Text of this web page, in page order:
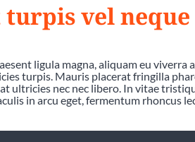
vel
ligula magna, aliquam eu viverra
turpis. Mauris placerat fringilla
ultricies nec nec libero. In vitae
in arcu eget, fermentum rhoncus